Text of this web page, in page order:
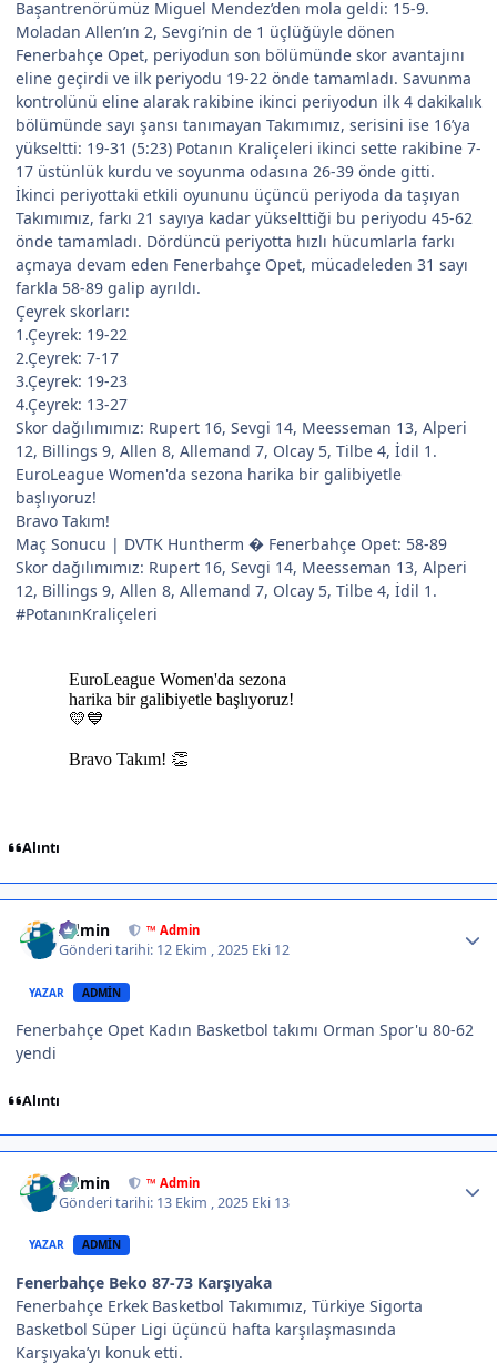
Başantrenörümüz Miguel Mendez’den mola geldi: 15-9.
Moladan Allen’ın 2, Sevgi’nin de 1 üçlüğüyle dönen
Fenerbahçe Opet, periyodun son bölümünde skor avantajını
eline geçirdi ve ilk periyodu 19-22 önde tamamladı. Savunma
kontrolünü eline alarak rakibine ikinci periyodun ilk 4 dakikalık
bölümünde sayı şansı tanımayan Takımımız, serisini ise 16’ya
yükseltti: 19-31 (5:23) Potanın Kraliçeleri ikinci sette rakibine 7-
17 üstünlük kurdu ve soyunma odasına 26-39 önde gitti.
İkinci periyottaki etkili oyununu üçüncü periyoda da taşıyan
Takımımız, farkı 21 sayıya kadar yükselttiği bu periyodu 45-62
önde tamamladı. Dördüncü periyotta hızlı hücumlarla farkı
açmaya devam eden Fenerbahçe Opet, mücadeleden 31 sayı
farkla 58-89 galip ayrıldı.
Çeyrek skorları:
1.Çeyrek: 19-22
2.Çeyrek: 7-17
3.Çeyrek: 19-23
4.Çeyrek: 13-27
Skor dağılımımız: Rupert 16, Sevgi 14, Meesseman 13, Alperi
12, Billings 9, Allen 8, Allemand 7, Olcay 5, Tilbe 4, İdil 1.
EuroLeague Women'da sezona harika bir galibiyetle
başlıyoruz!
Bravo Takım!
Maç Sonucu | DVTK Huntherm � Fenerbahçe Opet: 58-89
Skor dağılımımız: Rupert 16, Sevgi 14, Meesseman 13, Alperi
12, Billings 9, Allen 8, Allemand 7, Olcay 5, Tilbe 4, İdil 1.
#PotanınKraliçeleri
Alıntı
Admin ™ Admin
Gönderi tarihi: 12 Ekim , 2025 Eki 12
YAZAR ADMIN
Fenerbahçe Opet Kadın Basketbol takımı Orman Spor'u 80-62
yendi
Alıntı
Admin ™ Admin
Gönderi tarihi: 13 Ekim , 2025 Eki 13
YAZAR ADMIN
Fenerbahçe Beko 87-73 Karşıyaka
Fenerbahçe Erkek Basketbol Takımımız, Türkiye Sigorta
Basketbol Süper Ligi üçüncü hafta karşılaşmasında
Karşıyaka’yı konuk etti.